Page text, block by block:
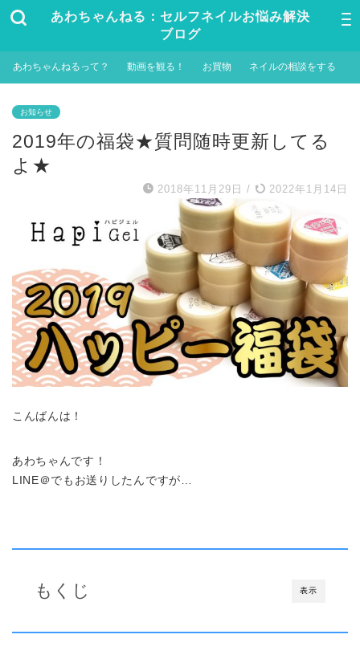
あわちゃんねる：セルフネイルお悩み解決
ブログ
あわちゃんねるって？ 動画を観る！ お買物 ネイルの相談をする
お知らせ
2019年の福袋★質問随時更新してる
よ★
2018年11月29日 / 2022年1月14日
こんばんは！
あわちゃんです！
LINE＠でもお送りしたんですが…
表示
もくじ